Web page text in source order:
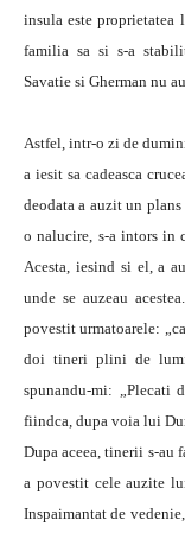
insula este proprietatea
familia sa si s-a
Savatie si Gherman nu
Astfel, intr-o zi de
a iesit sa cadeasca
deodata a auzit un
o nalucire, s-a intors in
Acesta, iesind si el, a
unde se auzeau
povestit urmatoarele:
doi tineri plini de
spunandu-mi: „Plecati
fiindca, dupa voia lui
Dupa aceea, tinerii s-au
a povestit cele auzite
Inspaimantat de